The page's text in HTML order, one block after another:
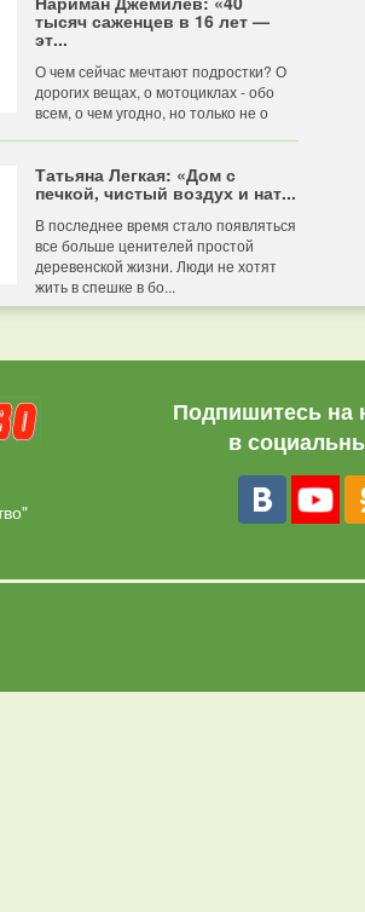
тысяч саженцев в 16 лет —
эт...
О чем сейчас мечтают подростки? О
дорогих вещах, о мотоциклах - обо
всем, о чем угодно, но только не о
Татьяна Легкая: «Дом с
печкой, чистый воздух и нат...
В последнее время стало появляться
все больше ценителей простой
деревенской жизни. Люди не хотят
жить в спешке в бо...
Подпишитесь на
в